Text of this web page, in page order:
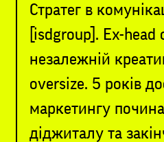
Стратег в
[isdgroup]. Ex-
незалежній
oversize. 5 років
маркетингу
діджиталу та